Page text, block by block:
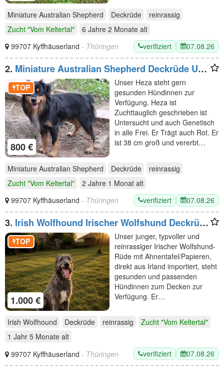
Miniature Australian Shepherd Deckrüde
reinrassig
Zucht "Vom Keltertal"
6 Jahre 2 Monate alt
99707 Kyffhäuserland - Thüringen verifiziert 07.08.26
2. Miniature Australian Shepherd Deckrüde USA
Import
800 €
TOP
Unser Heza steht gern
gesunden Hündinnen zur
Verfügung. Heza ist
Zuchttauglich geschrieben ist
Untersucht und auch Genetisch
in alle Frei. Er Trägt auch Rot. Er
ist 38 cm groß und vererbt…
Miniature Australian Shepherd Deckrüde
reinrassig
Zucht "Vom Keltertal"
2 Jahre 1 Monat alt
99707 Kyffhäuserland - Thüringen verifiziert 07.08.26
3. Irish Wolfhound Irischer Wolfshund Deckrüde
Irland Import
1.000 €
TOP
Unser junger, typvoller und
reinrassiger Irischer Wolfshund-
Rüde mit Ahnentafel/Papieren,
direkt aus Irland importiert, steht
gesunden und passenden
Hündinnen zum Decken zur
Verfügung. Er…
Irish Wolfhound Deckrüde reinrassig
Zucht "Vom Keltertal"
1 Jahr 5 Monate alt
99707 Kyffhäuserland - Thüringen verifiziert 07.08.26